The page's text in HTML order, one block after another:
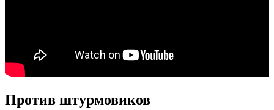
Против штурмовиков